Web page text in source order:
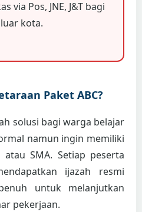
via Pos, JNE, J&T bagi
kota.
Paket ABC?
solusi bagi warga belajar
namun ingin memiliki
atau SMA. Setiap peserta
ijazah resmi
untuk melanjutkan
pekerjaan.